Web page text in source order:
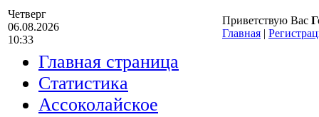
Четверг
06.08.2026
10:33
Приветствую Вас
Главная |
Главная страница
Статистика
Ассоколайское